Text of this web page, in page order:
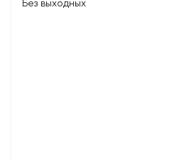
Без выходных